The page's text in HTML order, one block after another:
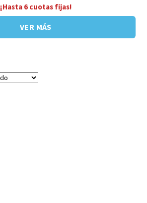
¡Hasta 6 cuotas fijas!
VER MÁS